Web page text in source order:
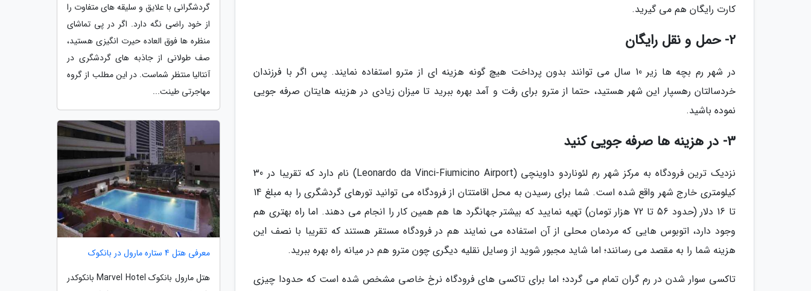
کارت رایگان هم می گیرید.
2- حمل و نقل رایگان
در شهر رم بچه ها زیر 10 سال می توانند بدون پرداخت هیچ گونه هزینه ای از مترو استفاده نمایند. پس اگر با فرزندان
خردسالتان رهسپار این شهر هستید، حتما از مترو برای رفت و آمد بهره ببرید تا میزان زیادی در هزینه هایتان صرفه جویی
نموده باشید.
3- در هزینه ها صرفه جویی کنید
نزدیک ترین فرودگاه به مرکز شهر رم لئوناردو داوینچی (Leonardo da Vinci-Fiumicino Airport) نام دارد که تقریبا در 30
کیلومتری خارج شهر واقع شده است. شما برای رسیدن به محل اقامتتان از فرودگاه می توانید تورهای گردشگری را به مبلغ 14
تا 16 دلار (حدود 56 تا 72 هزار تومان) تهیه نمایید که بیشتر جهانگرد ها هم همین کار را انجام می دهند. اما راه بهتری هم
وجود دارد، اتوبوس هایی که مردمان محلی از آن استفاده می نمایند هم در فرودگاه مستقر هستند که تقریبا با نصف این
هزینه شما را به مقصد می رسانند؛ اما شاید مجبور شوید از وسایل نقلیه دیگری چون مترو هم در میانه راه بهره ببرید.
تاکسی سوار شدن در رم گران تمام می گردد؛ اما برای تاکسی های فرودگاه نرخ خاصی مشخص شده است که حدودا چیزی
گردشگرانی با علایق و سلیقه های متفاوت را
از خود راضی نگه دارد. اگر در پی تماشای
منظره ها فوق العاده حیرت انگیزی هستید،
صف طولانی از جاذبه های گردشگری در
آنتالیا منتظر شماست. در این مطلب از گروه
مهاجرتی طینت...
معرفی هتل 4 ستاره مارول در بانکوک
هتل مارول بانکوک Marvel Hotel بانکوکدر